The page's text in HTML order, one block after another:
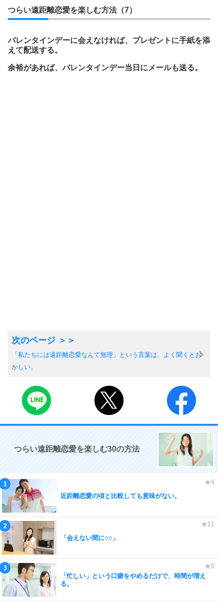
つらい遠距離恋愛を楽しむ方法（7）
バレンタインデーに会えなければ、プレゼントに手紙を添
えて配送する。
余裕があれば、バレンタインデー当日にメールも送る。
「私たちには遠距離恋愛なんて無理」という言葉は、よく聞くとお
かしい。
つらい遠距離恋愛を楽しむ30の方法
近距離恋愛の頃と比較しても意味がない。
「会えない間に○○」
「忙しい」という口癖をやめるだけで、時間が増え
る。